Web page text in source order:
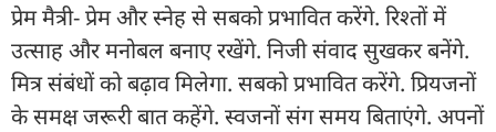
प्रेम मैत्री- प्रेम और स्नेह से सबको प्रभावित करेंगे. रिश्तों में
उत्साह और मनोबल बनाए रखेंगे. निजी संवाद सुखकर बनेंगे.
मित्र संबंधों को बढ़ाव मिलेगा. सबको प्रभावित करेंगे. प्रियजनों
के समक्ष जरूरी बात कहेंगे. स्वजनों संग समय बिताएंगे. अपनों